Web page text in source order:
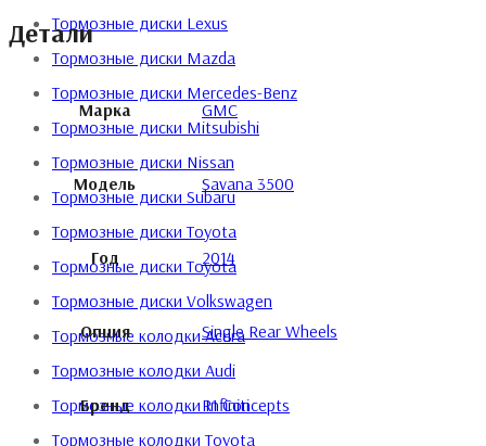
Тормозные диски Lexus
Тормозные диски Mazda
Тормозные диски Mercedes-Benz
Тормозные диски Mitsubishi
Тормозные диски Nissan
Тормозные диски Subaru
Тормозные диски Toyota
Тормозные диски Toyota
Тормозные диски Volkswagen
Тормозные колодки Acura
Тормозные колодки Audi
Тормозные колодки Infiniti
Тормозные колодки Toyota
Детали
Марка GMC
Модель Savana 3500
Год 2014
Опция Single Rear Wheels
Бренд R1 Concepts